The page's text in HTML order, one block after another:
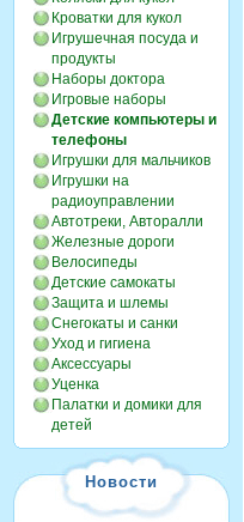
Кроватки для кукол
Игрушечная посуда и
продукты
Наборы доктора
Игровые наборы
Детские компьютеры и
телефоны
Игрушки для мальчиков
Игрушки на
радиоуправлении
Автотреки, Авторалли
Железные дороги
Велосипеды
Детские самокаты
Защита и шлемы
Снегокаты и санки
Уход и гигиена
Аксессуары
Уценка
Палатки и домики для
детей
Новости